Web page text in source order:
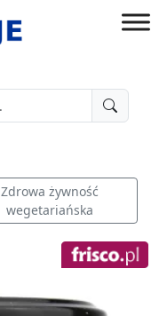
Zdrowa żywność
wegetariańska